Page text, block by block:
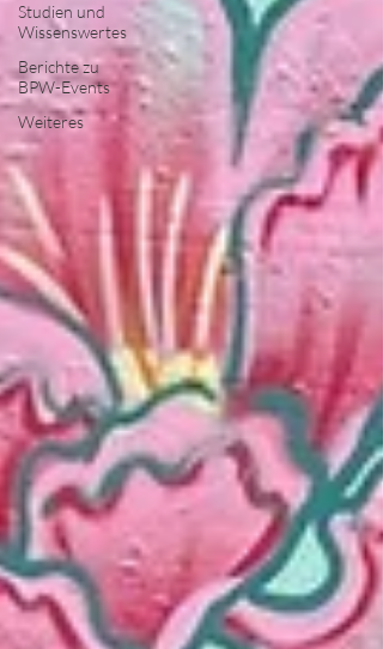
Studien und
Wissenswertes
Berichte zu
BPW-Events
Weiteres